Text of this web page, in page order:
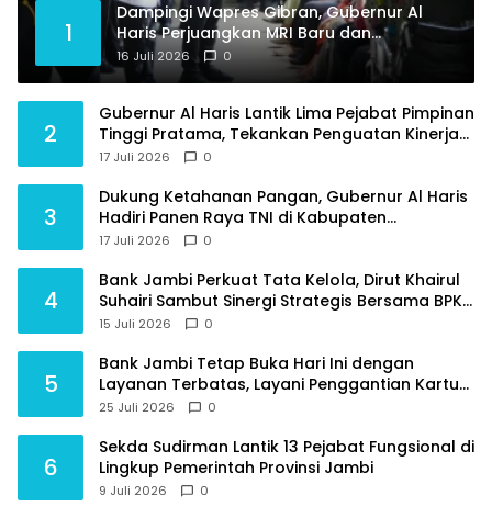
1
Dampingi Wapres Gibran, Gubernur Al
Haris Perjuangkan MRI Baru dan
Tambahan Dokter Spesialis untuk RSUD
Raden Mattaher
16 Juli 2026 0
2
Gubernur Al Haris Lantik Lima Pejabat Pimpinan
Tinggi Pratama, Tekankan Penguatan Kinerja
dan Integritas
17 Juli 2026 0
3
Dukung Ketahanan Pangan, Gubernur Al Haris
Hadiri Panen Raya TNI di Kabupaten
Tanjungjabung Timur
17 Juli 2026 0
4
Bank Jambi Perkuat Tata Kelola, Dirut Khairul
Suhairi Sambut Sinergi Strategis Bersama BPKP
Jambi
15 Juli 2026 0
5
Bank Jambi Tetap Buka Hari Ini dengan
Layanan Terbatas, Layani Penggantian Kartu
ATM dan Perubahan PIN
25 Juli 2026 0
6
Sekda Sudirman Lantik 13 Pejabat Fungsional di
Lingkup Pemerintah Provinsi Jambi
9 Juli 2026 0